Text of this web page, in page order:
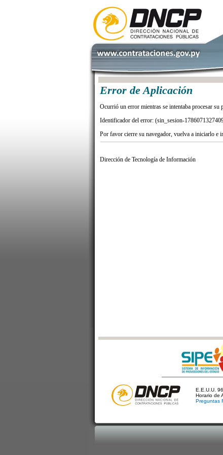
Error de Aplicación
Ocurrió un error mientras se intentaba procesar su
Identificador del error: (sin_sesion-
Por favor cierre su navegador, vuelva a iniciarlo e
Dirección de Tecnología de Información
E.E.U.U.
Horario de
Preguntas